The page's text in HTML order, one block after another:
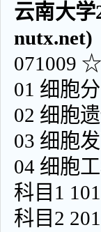
云南大
nutx.net)
071009
01 细胞
02 细胞
03 细胞
04 细胞
科目1
科目2